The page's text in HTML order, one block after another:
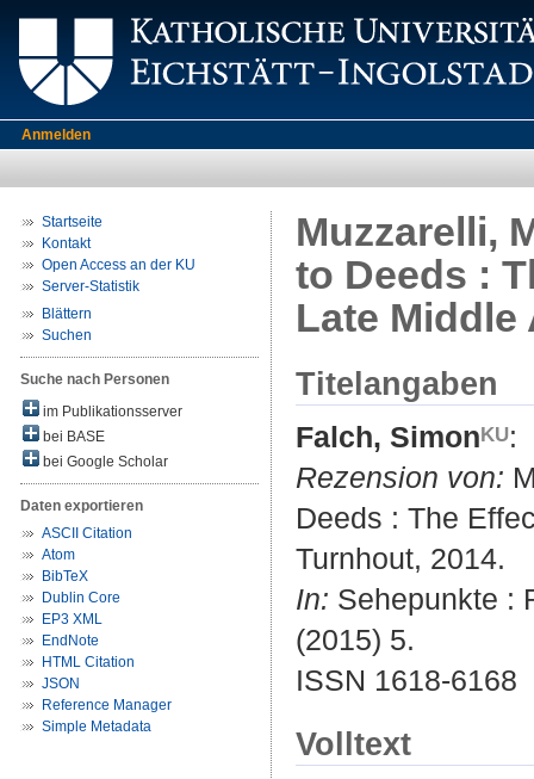
Anmelden
Startseite
Kontakt
Open Access an der KU
Server-Statistik
Blättern
Suchen
Suche nach Personen
im Publikationsserver
bei BASE
bei Google Scholar
Daten exportieren
ASCII Citation
Atom
BibTeX
Dublin Core
EP3 XML
EndNote
HTML Citation
JSON
Reference Manager
Simple Metadata
Muzzarelli,
to Deeds :
Late Middle
Titelangaben
Falch, Simon
:
Rezension von:
Deeds : The
Turnhout, 2014.
In: Sehepunkte :
(2015) 5.
ISSN 1618-6168
Volltext